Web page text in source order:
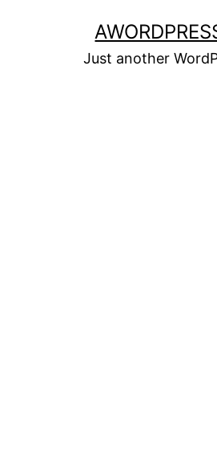
Just another